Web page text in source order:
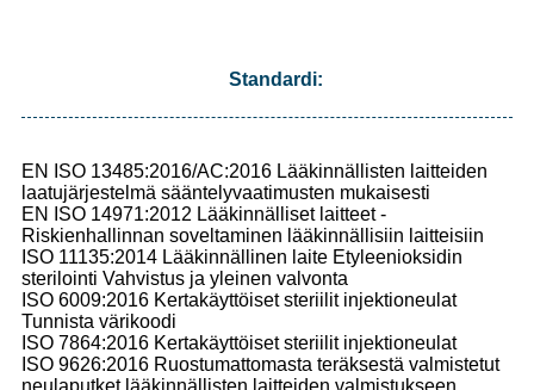
Standardi:
EN ISO 13485:2016/AC:2016 Lääkinnällisten laitteiden
laatujärjestelmä sääntelyvaatimusten mukaisesti
EN ISO 14971:2012 Lääkinnälliset laitteet -
Riskienhallinnan soveltaminen lääkinnällisiin laitteisiin
ISO 11135:2014 Lääkinnällinen laite Etyleenioksidin
sterilointi Vahvistus ja yleinen valvonta
ISO 6009:2016 Kertakäyttöiset steriilit injektioneulat
Tunnista värikoodi
ISO 7864:2016 Kertakäyttöiset steriilit injektioneulat
ISO 9626:2016 Ruostumattomasta teräksestä valmistetut
neulaputket lääkinnällisten laitteiden valmistukseen